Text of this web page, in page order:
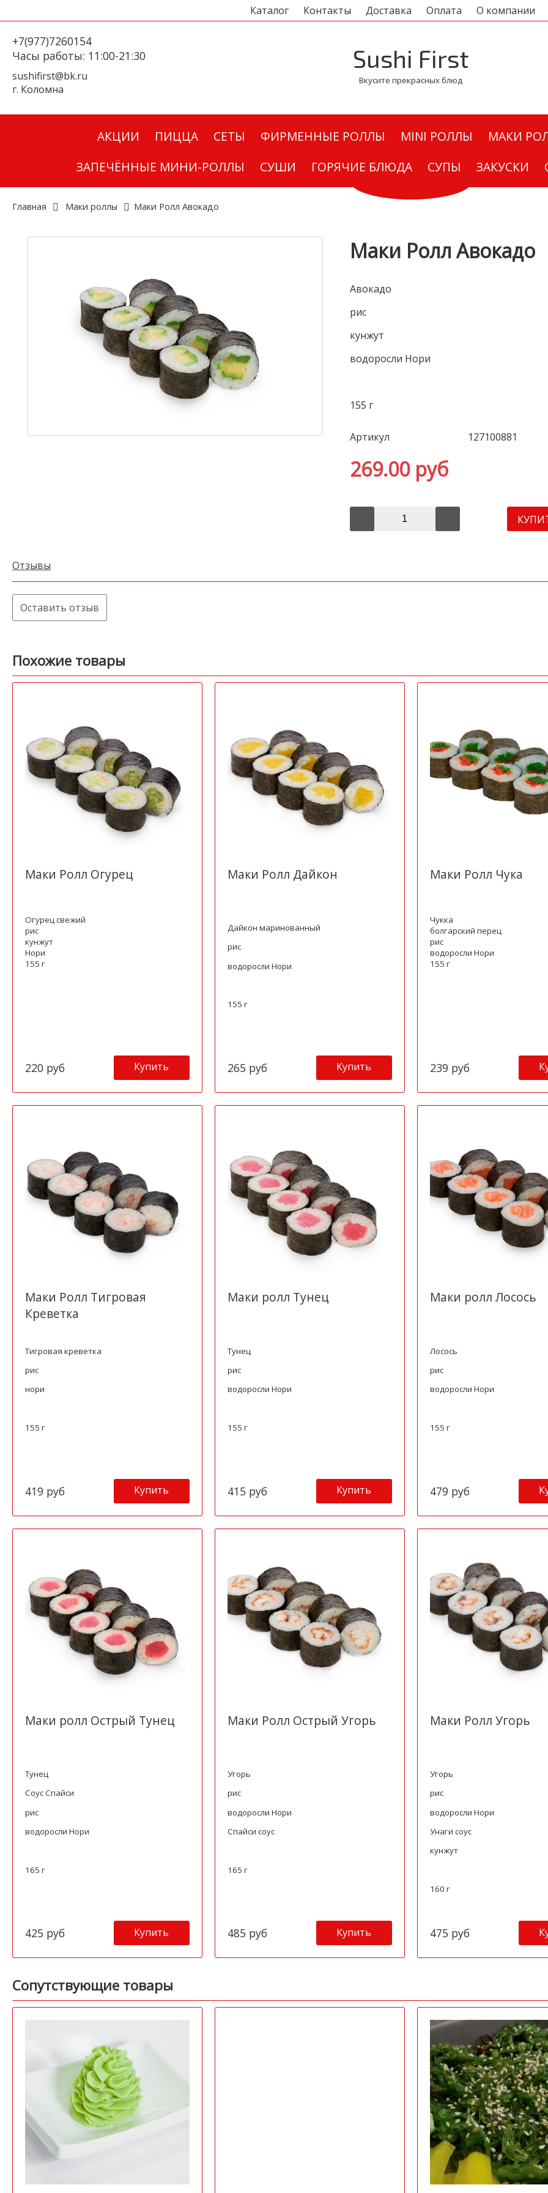
Каталог Контакты Доставка Оплата О компании
+7(977)7260154
Часы работы: 11:00-21:30
sushifirst@bk.ru
г. Коломна
Sushi First
Вкусите прекрасных блюд
АКЦИИ ПИЦЦА СЕТЫ ФИРМЕННЫЕ РОЛЛЫ MINI РОЛЛЫ
МАКИ
ЗАПЕЧЁННЫЕ МИНИ-РОЛЛЫ
СУШИ ГОРЯЧИЕ БЛЮДА СУПЫ ЗАКУСКИ
Главная Маки роллы Маки Ролл Авокадо
Маки Ролл Авокадо
Авокадо
рис
кунжут
водоросли Нори
155 г
Артикул 127100881
269.00 руб
Отзывы
Оставить отзыв
Похожие товары
Маки Ролл Огурец
Огурец свежий
рис
кунжут
Нори
155 г
220 руб Купить
Маки Ролл Дайкон
Дайкон маринованный
рис
водоросли Нори
155 г
265 руб Купить
Маки Ролл Чука
Чукка
болгарский перец
рис
водоросли Нори
155 г
239 руб
Маки Ролл Тигровая
Креветка
Тигровая креветка
рис
нори
155 г
419 руб Купить
Маки ролл Тунец
Тунец
рис
водоросли Нори
155 г
415 руб Купить
Маки ролл Лосось
Лосось
рис
водоросли Нори
155 г
479 руб
Маки ролл Острый Тунец
Тунец
Соус Спайси
рис
водоросли Нори
165 г
425 руб Купить
Маки Ролл Острый Угорь
Угорь
рис
водоросли Нори
Спайси соус
165 г
485 руб Купить
Маки Ролл Угорь
Угорь
рис
водоросли Нори
Унаги соус
кунжут
160 г
475 руб
Сопутствующие товары